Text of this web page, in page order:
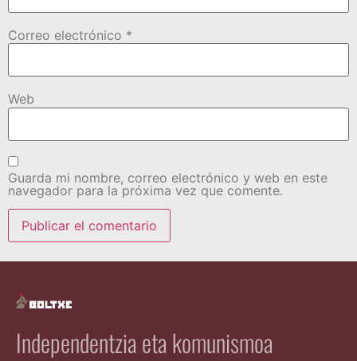
Correo electrónico *
Web
Guarda mi nombre, correo electrónico y web en este
navegador para la próxima vez que comente.
Independentzia eta komunismoa